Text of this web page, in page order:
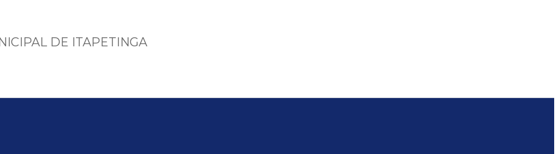
DE ITAPETINGA